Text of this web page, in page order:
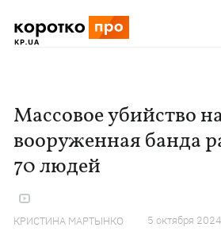
Массовое убийство
вооруженная банда
70 людей
КРИСТИНА МАРТЫНКО 5 октября